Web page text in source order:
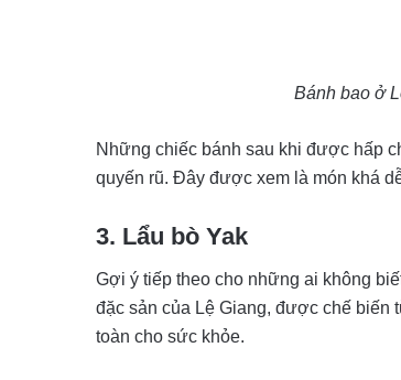
Bánh bao ở
Những chiếc bánh sau khi được hấp
quyến rũ. Đây được xem là món khá
3. Lẩu bò Yak
Gợi ý tiếp theo cho những ai không
đặc sản của Lệ Giang, được chế biến
toàn cho sức khỏe.